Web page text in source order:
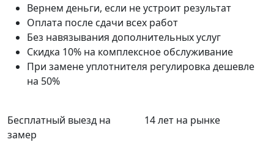
Вернем деньги, если не устроит результат
Оплата после сдачи всех работ
Без навязывания дополнительных услуг
Скидка 10% на комплексное обслуживание
При замене уплотнителя регулировка дешевле
на 50%
Бесплатный выезд на
замер
14 лет на рынке